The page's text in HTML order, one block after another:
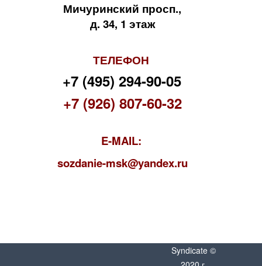
Мичуринский просп.,
д. 34, 1 этаж
ТЕЛЕФОН
+7 (495) 294-90-05
+7 (926) 807-60-32
E-MAIL:
sozdanie-msk@yandex.ru
Syndicate ©